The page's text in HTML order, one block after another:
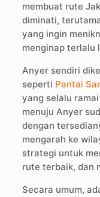
membuat rute
diminati,
yang ingin
menginap terlalu
Anyer sendiri
seperti Pantai
yang selalu
menuju Anyer
dengan
mengarah ke
strategi untuk
rute terbaik, dan
Secara umum,